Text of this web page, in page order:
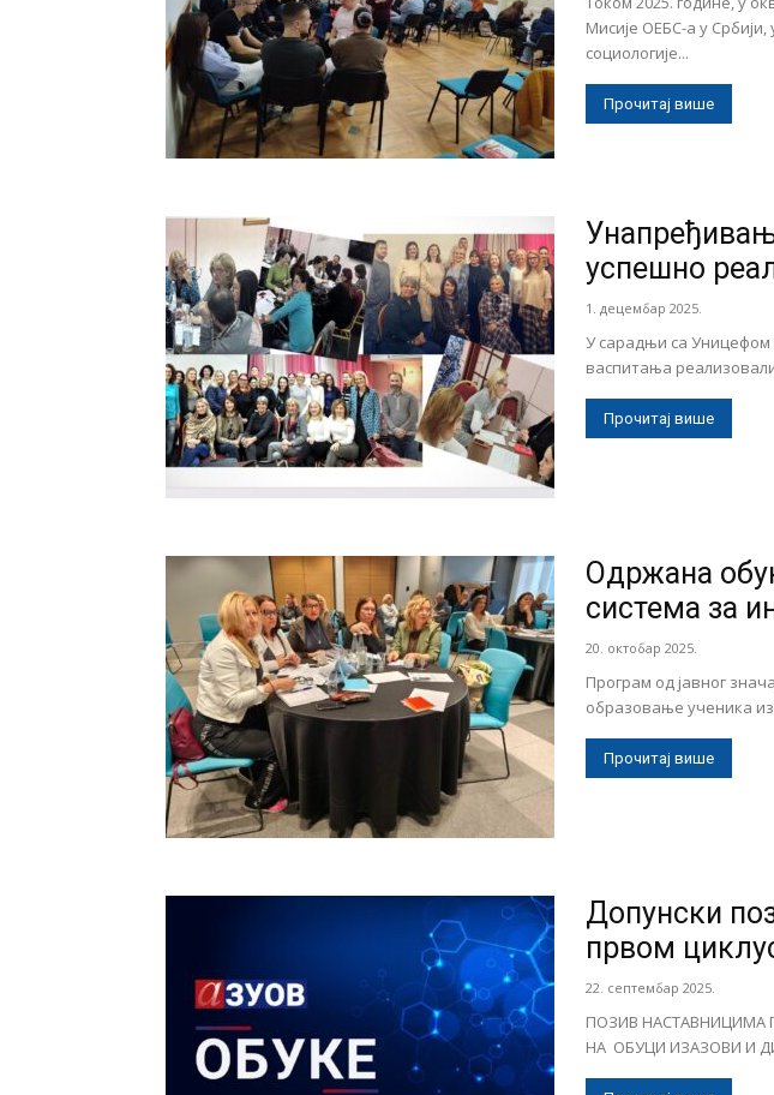
Мисије ОЕБС-а у
социологије...
Прочитај више
успешно
1. децембар 2025.
У сарадњи са
васпитања
Прочитај више
Одржана
система за
20. октобар 2025.
Програм од јавног
образовање ученика
Прочитај више
Допунски
првом
22. септембар 2025.
ПОЗИВ НАСТАВНИЦИМА
НА ОБУЦИ ИЗАЗОВИ И